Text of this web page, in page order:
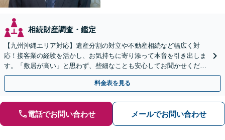
相続財産調査・鑑定
【九州沖縄エリア対応】遺産分割の対立や不動産相続など幅広く対
応！接客業の経験を活かし、お気持ちに寄り添って本音を引き出しま
す。「敷居が高い」と思わず、些細なことも安心してお聞かせくださ
い【初回相談無料】【夜間・休日相談可】
料金表を見る
電話でお問い合わせ メールでお問い合わせ